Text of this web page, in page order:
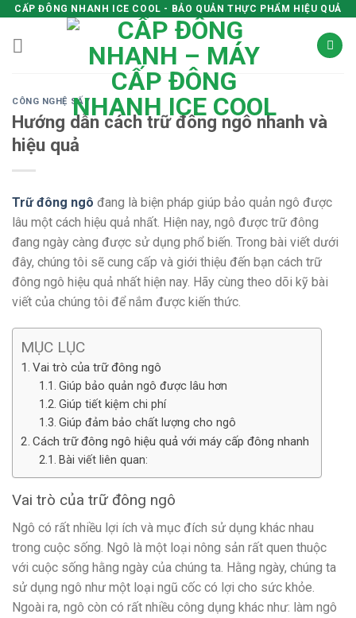
Skip
content
CẤP ĐÔNG NHANH ICE COOL - BẢO QUẢN THỰC PHẨM HIỆU QUẢ
CÔNG NGHỆ SẤY
Hướng dẫn cách trữ đông ngô nhanh và
hiệu quả
Trữ đông ngô đang là biện pháp giúp bảo quản ngô được
lâu một cách hiệu quả nhất. Hiện nay, ngô được trữ đông
đang ngày càng được sử dụng phổ biến. Trong bài viết dưới
đây, chúng tôi sẽ cung cấp và giới thiệu đến bạn cách trữ
đông ngô hiệu quả nhất hiện nay. Hãy cùng theo dõi kỹ bài
viết của chúng tôi để nắm được kiến thức.
MỤC LỤC
Vai trò của trữ đông ngô
Giúp bảo quản ngô được lâu hơn
Giúp tiết kiệm chi phí
Giúp đảm bảo chất lượng cho ngô
Cách trữ đông ngô hiệu quả với máy cấp đông nhanh
Bài viết liên quan:
Vai trò của trữ đông ngô
Ngô có rất nhiều lợi ích và mục đích sử dụng khác nhau
trong cuộc sống. Ngô là một loại nông sản rất quen thuộc
với cuộc sống hằng ngày của chúng ta. Hằng ngày, chúng ta
sử dụng ngô như một loại ngũ cốc có lợi cho sức khỏe.
Ngoài ra, ngô còn có rất nhiều công dụng khác như: làm ngô